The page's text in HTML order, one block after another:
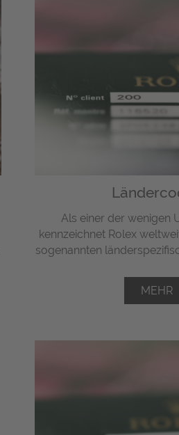
Als einer der wenigen
kennzeichnet Rolex
sogenannten
MEHR